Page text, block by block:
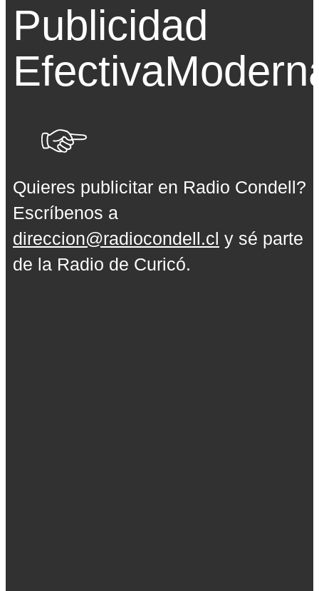
Publicidad
Efectiva
Quieres publicitar en Radio Condell?
Escríbenos a
direccion@radiocondell.cl y sé parte
de la Radio de Curicó.